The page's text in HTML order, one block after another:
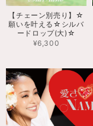
【チェーン別売り】☆
願いを叶える☆シルバ
ードロップ(大)☆
¥6,300